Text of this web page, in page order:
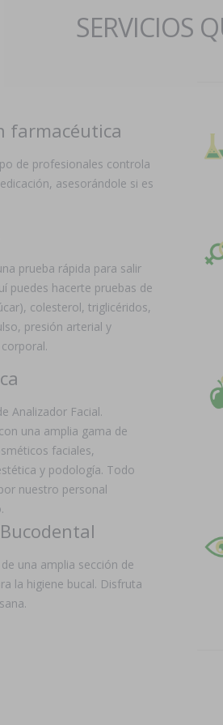
SERVICIOS
farmacéutica
de profesionales controla
asesorándole si es
prueba rápida para salir
puedes hacerte pruebas de
colesterol, triglicéridos,
presión arterial y
Analizador Facial.
una amplia gama de
faciales,
y podología. Todo
nuestro personal
una amplia sección de
la higiene bucal. Disfruta